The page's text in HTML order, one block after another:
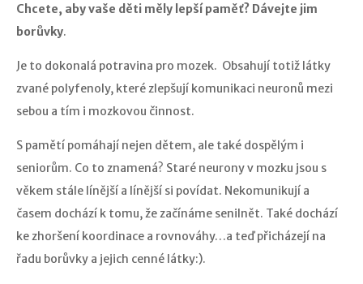
Chcete, aby vaše děti měly lepší paměť? Dávejte jim
borůvky.
Je to dokonalá potravina pro mozek. Obsahují totiž látky
zvané polyfenoly, které zlepšují komunikaci neuronů mezi
sebou a tím i mozkovou činnost.
S pamětí pomáhají nejen dětem, ale také dospělým i
seniorům. Co to znamená? Staré neurony v mozku jsou s
věkem stále línější a línější si povídat. Nekomunikují a
časem dochází k tomu, že začínáme senilnět. Také dochází
ke zhoršení koordinace a rovnováhy…a teď přicházejí na
řadu borůvky a jejich cenné látky:).